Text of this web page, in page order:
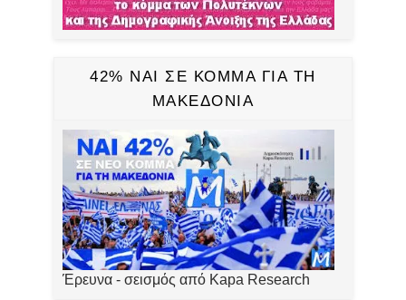
42% ΝΑΙ ΣΕ ΚΟΜΜΑ ΓΙΑ ΤΗ
ΜΑΚΕΔΟΝΙΑ
Έρευνα - σεισμός από Kapa Research